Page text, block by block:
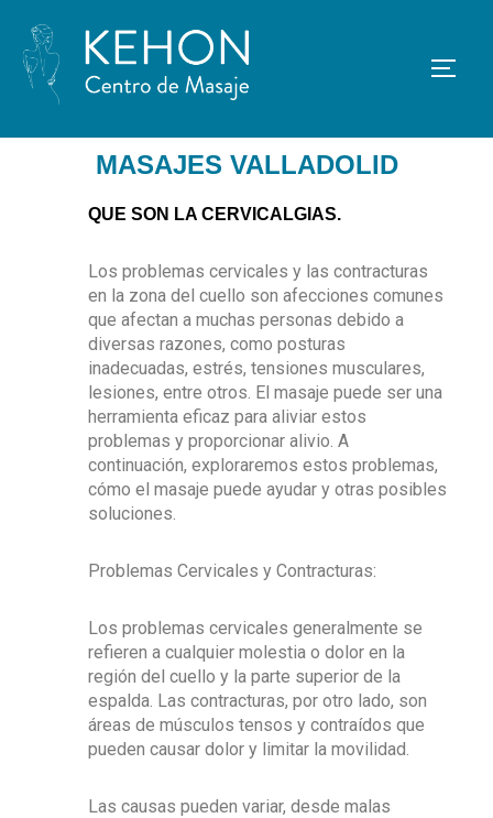
MASAJES VALLADOLID
QUE SON LA CERVICALGIAS.
Los problemas cervicales y las contracturas
en la zona del cuello son afecciones comunes
que afectan a muchas personas debido a
diversas razones, como posturas
inadecuadas, estrés, tensiones musculares,
lesiones, entre otros. El masaje puede ser una
herramienta eficaz para aliviar estos
problemas y proporcionar alivio. A
continuación, exploraremos estos problemas,
cómo el masaje puede ayudar y otras posibles
soluciones.
Problemas Cervicales y Contracturas:
Los problemas cervicales generalmente se
refieren a cualquier molestia o dolor en la
región del cuello y la parte superior de la
espalda. Las contracturas, por otro lado, son
áreas de músculos tensos y contraídos que
pueden causar dolor y limitar la movilidad.
Las causas pueden variar, desde malas